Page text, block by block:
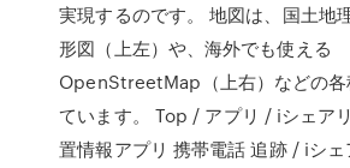
実現するのです。 地図は、国土地
形図（上左）や、海外でも使える
OpenStreetMap（上右）などの各
ています。 Top / アプリ / iシェア
置情報アプリ 携帯電話 追跡 / iシ